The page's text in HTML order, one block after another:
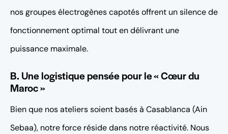
nos groupes électrogènes capotés offrent un silence de
fonctionnement optimal tout en délivrant une
puissance maximale.
B. Une logistique pensée pour le « Cœur du
Maroc »
Bien que nos ateliers soient basés à Casablanca (Ain
Sebaa), notre force réside dans notre réactivité. Nous